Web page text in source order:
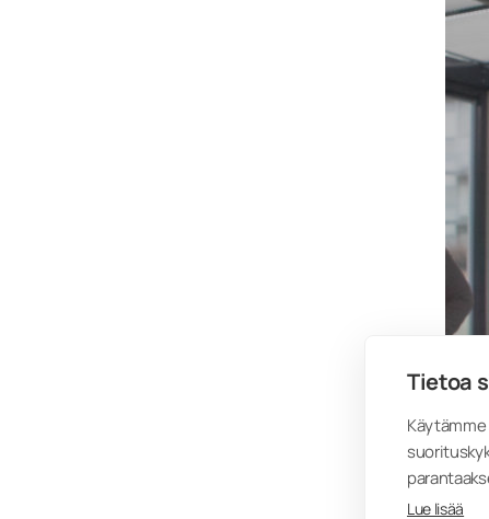
Tietoa
Lue lisää